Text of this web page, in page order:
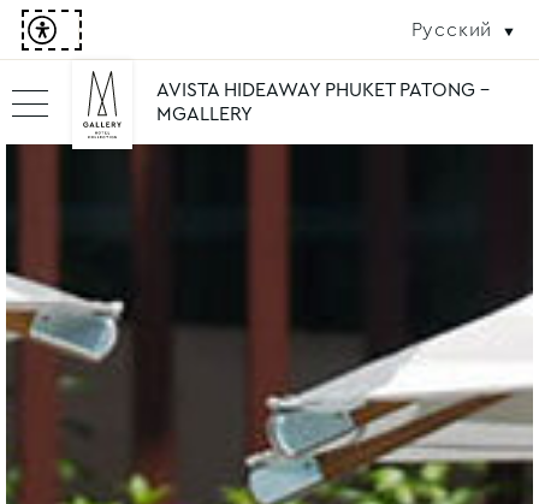
Русский
AVISTA HIDEAWAY PHUKET PATONG -
MGALLERY